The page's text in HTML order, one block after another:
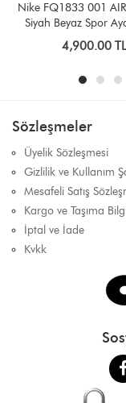
Nike FQ1833 001
Siyah Beyaz Spor
4,900.00 TL
Sözleşmeler
Üyelik Sözleşmesi
Gizlilik ve Kullanım
Mesafeli Satış
Kargo ve Taşıma
İptal ve İade
Kvkk